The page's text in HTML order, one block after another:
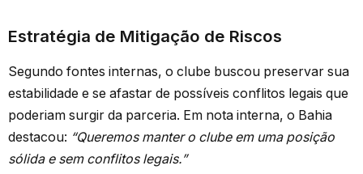
Estratégia de Mitigação de Riscos
Segundo fontes internas, o clube buscou preservar sua
estabilidade e se afastar de possíveis conflitos legais que
poderiam surgir da parceria. Em nota interna, o Bahia
destacou: “Queremos manter o clube em uma posição
sólida e sem conflitos legais.”